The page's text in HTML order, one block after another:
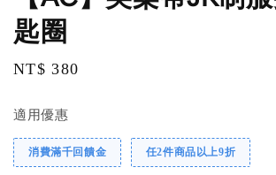
匙圈
Regular
NT$ 380
適用優惠
消費滿千回饋金 任2件商品以上9折